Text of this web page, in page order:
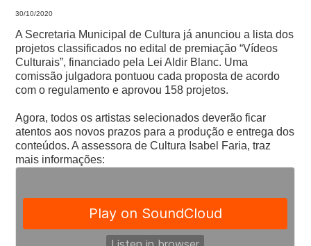
30/10/2020
A Secretaria Municipal de Cultura já anunciou a lista dos
projetos classificados no edital de premiação “Vídeos
Culturais”, financiado pela Lei Aldir Blanc. Uma
comissão julgadora pontuou cada proposta de acordo
com o regulamento e aprovou 158 projetos.
Agora, todos os artistas selecionados deverão ficar
atentos aos novos prazos para a produção e entrega dos
conteúdos. A assessora de Cultura Isabel Faria, traz
mais informações: